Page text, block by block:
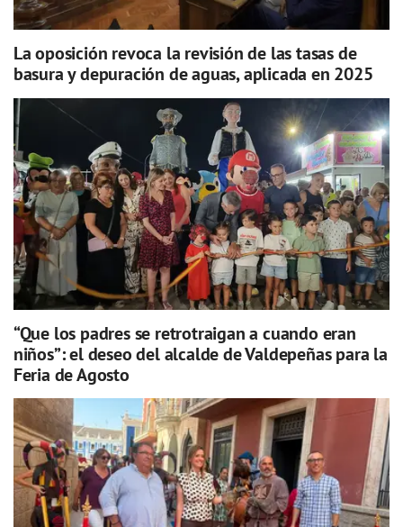
La oposición revoca la revisión de las tasas de
basura y depuración de aguas, aplicada en 2025
“Que los padres se retrotraigan a cuando eran
niños”: el deseo del alcalde de Valdepeñas para la
Feria de Agosto